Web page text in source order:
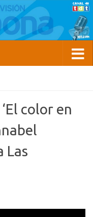
color en
Las